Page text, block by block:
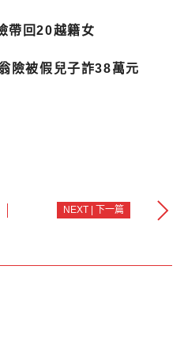
帶回20越籍女
險被假兒子詐38萬元
NEXT | 下一篇